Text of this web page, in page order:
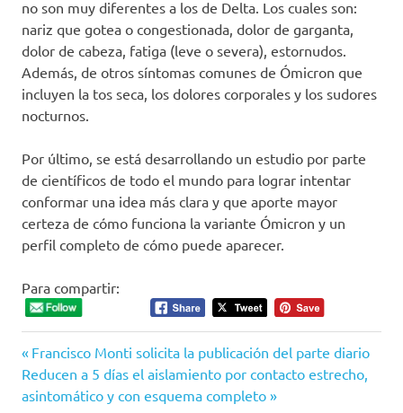
no son muy diferentes a los de Delta. Los cuales son:
nariz que gotea o congestionada, dolor de garganta,
dolor de cabeza, fatiga (leve o severa), estornudos.
Además, de otros síntomas comunes de Ómicron que
incluyen la tos seca, los dolores corporales y los sudores
nocturnos.
Por último, se está desarrollando un estudio por parte
de científicos de todo el mundo para lograr intentar
conformar una idea más clara y que aporte mayor
certeza de cómo funciona la variante Ómicron y un
perfil completo de cómo puede aparecer.
Para compartir:
Navegación
de
Entrada
anterior:
Francisco Monti solicita la publicación del parte diario
Siguiente
entrada:
Reducen a 5 días el aislamiento por contacto estrecho,
asintomático y con esquema completo